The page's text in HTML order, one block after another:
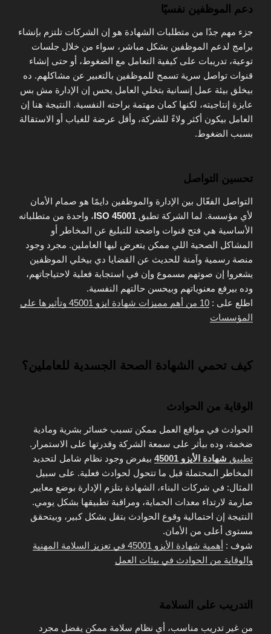
دعم الموظفين نفسيًا
جزء مهم جدًا من متطلبات الشهادة هو إن الشركات تلتزم بإنشاء
برامج لدعم الموظفين بشكل مباشر، سواء من خلال جلسات
توعية، تدريبات على كيفية التعامل مع الضغوط، أو حتى إنشاء
قنوات تواصل سرية تسمح للموظفين بالتعبير عن مشاكلهم. ده
بيخلق بيئة عمل إنسانية بتخلي العامل يحس إن الإدارة مش بس
عايزة إنتاجيته، لكنها كمان مهتمة براحته النفسية. النتيجة هنا إن
العامل بيكون أكثر ولاءً للشركة، وأقل عرضة للغياب أو الاستقالة
بسبب الضغوط.
تحسين التواصل
التواصل الفعّال بين الإدارة والموظفين دايمًا هو صمام الأمان
لأي مؤسسة. لما الشركة تطبق ISO 45001، واحدة من متطلباته
الأساسية هي فتح قنوات واضحة للتبليغ عن المخاطر أو
المشاكل الصحية اللي ممكن يتعرض ليها العاملين. مجرد وجود
منصة رسمية وآمنة للحديث عن القضايا دي بيخلي الموظفين
يشعروا إن صوتهم مسموع وإن في استجابة فعلية لاحتياجاتهم،
وده بيرفع معنوياتهم وبيحسن حالتهم النفسية.
اطلع على :
10 من أهم مميزات شهادة ايزو 45001 وتأثيرها على
المؤسسات
كيف تحمي الشهادة الصحة الجسدية للعاملين؟
الوقاية من الحوادث
الحوادث في مواقع العمل ممكن تسبب خسائر بشرية ومادية
ضخمة، وده بيأثر على سمعة الشركة وقدرتها على الاستمرار.
تطبيق شهادة الأيزو 45001
بيفرض وجود نظام شامل لتحديد
المخاطر المحتملة قبل ما تتحول لحوادث فعلية. على سبيل
المثال: في شركات البناء، الشهادة بتلزم الإدارة بوضع معايير
صارمة لارتداء معدات الحماية، ومراقبة تطبيقها بشكل يومي.
النتيجة إن احتمالية وقوع الحوادث بتقل بشكل كبير، وبيتحقق
مستوى أعلى من الأمان.
شوف :
أهمية شهادة الأيزو 45001 في تعزيز السلامة المهنية
والوقاية من الحوادث في بيئات العمل
التدريب على السلامة
من غير تدريب مناسب، أي نظام سلامة ممكن يفضل مجرد